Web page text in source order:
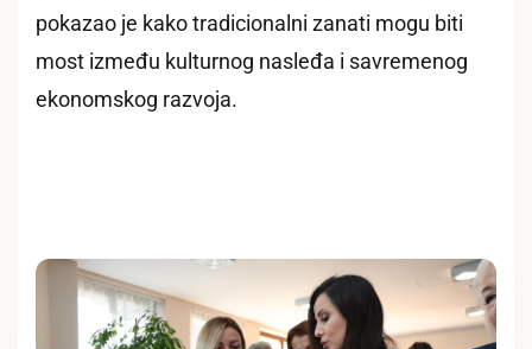
pokazao je kako tradicionalni zanati mogu biti
most između kulturnog nasleđa i savremenog
ekonomskog razvoja.